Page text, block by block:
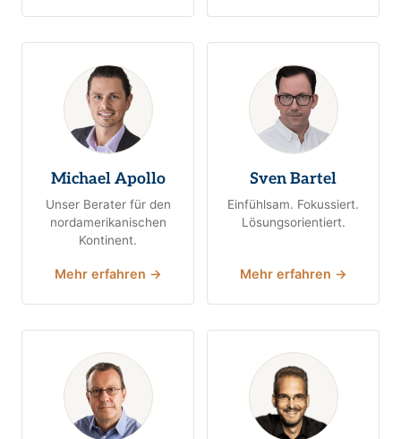
Michael Apollo
Unser Berater für den
nordamerikanischen
Kontinent.
Mehr erfahren →
Sven Bartel
Einfühlsam. Fokussiert.
Lösungsorientiert.
Mehr erfahren →